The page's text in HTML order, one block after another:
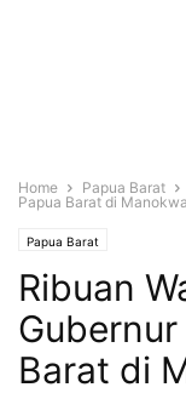
Home Papua Barat
Papua Barat di
Papua Barat
Ribuan
Barat di